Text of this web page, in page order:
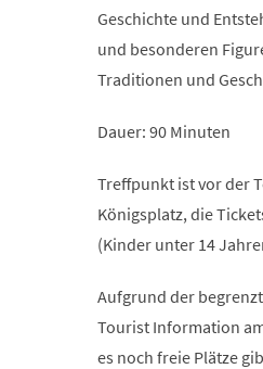
Geschichte und
und besonderen
Traditionen und
Dauer: 90 Minuten
Treffpunkt ist vor der
Königsplatz, die
(Kinder unter 14
Aufgrund der
Tourist Information
es noch freie Plätze